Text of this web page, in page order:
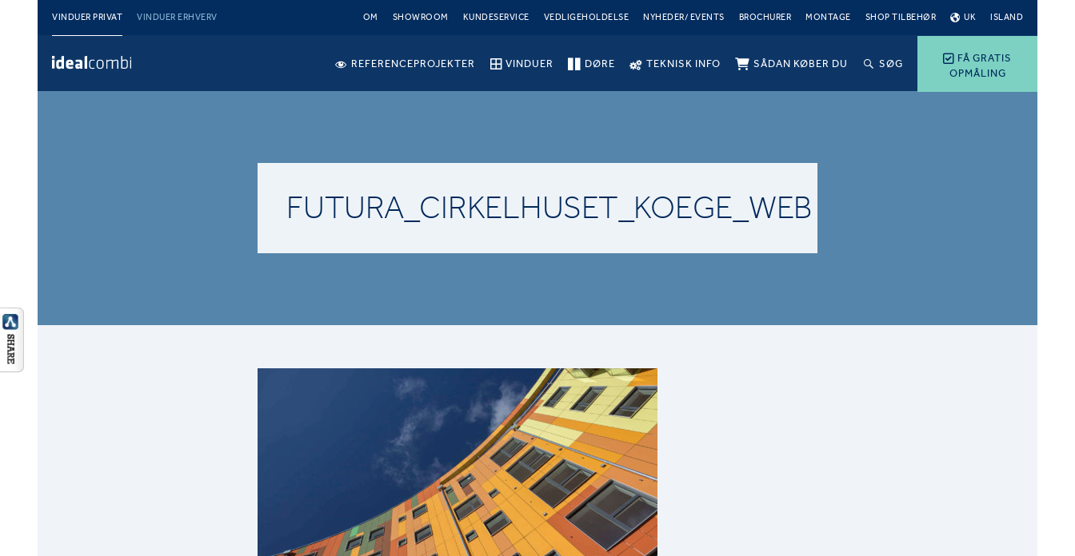
VINDUER PRIVAT VINDUER ERHVERV OM SHOWROOM KUNDESERVICE VEDLIGEHOLDELSE NYHEDER/ EVENTS BROCHURER MONTAGE SHOP TILBEHØR UK ISLAND
FÅ GRATIS
OPMÅLING
REFERENCEPROJEKTER VINDUER DØRE TEKNISK INFO SÅDAN KØBER DU SØG
FUTURA_CIRKELHUSET_KOEGE_WEB